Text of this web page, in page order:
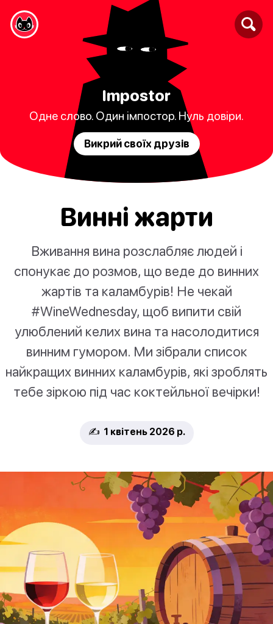
Impostor
Одне слово. Один імпостор. Нуль довіри.
Викрий своїх друзів
Винні жарти
Вживання вина розслабляє людей і
спонукає до розмов, що веде до винних
жартів та каламбурів! Не чекай
#WineWednesday, щоб випити свій
улюблений келих вина та насолодитися
винним гумором. Ми зібрали список
найкращих винних каламбурів, які зроблять
тебе зіркою під час коктейльної вечірки!
✍️ 1 квітень 2026 р.